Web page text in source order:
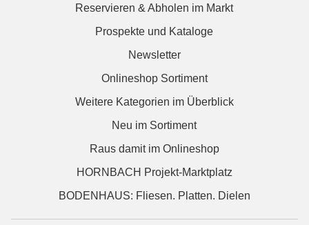
Reservieren & Abholen im Markt
Prospekte und Kataloge
Newsletter
Onlineshop Sortiment
Weitere Kategorien im Überblick
Neu im Sortiment
Raus damit im Onlineshop
HORNBACH Projekt-Marktplatz
BODENHAUS: Fliesen. Platten. Dielen